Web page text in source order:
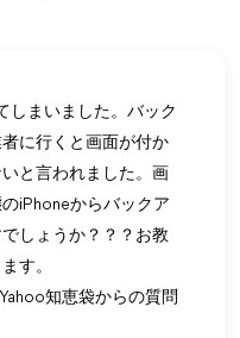
しまいました。バック
に行くと画面が付か
と言われました。画
iPhoneからバックア
しょうか？？？お教
す。
知恵袋からの質問